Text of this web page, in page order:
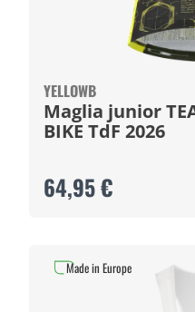
YELLOWB
Maglia junior
BIKE TdF 2026
64,95 €
Made in Europe